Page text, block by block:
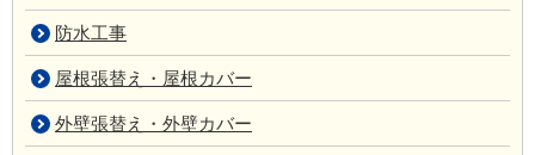
防水工事
屋根張替え・屋根カバー
外壁張替え・外壁カバー